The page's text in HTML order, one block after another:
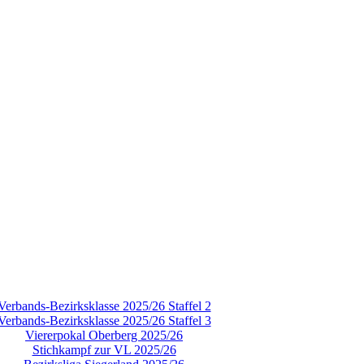
Bezirksklasse 2025/26 Staffel 2
Bezirksklasse 2025/26 Staffel 3
Viererpokal Oberberg 2025/26
Stichkampf zur VL 2025/26